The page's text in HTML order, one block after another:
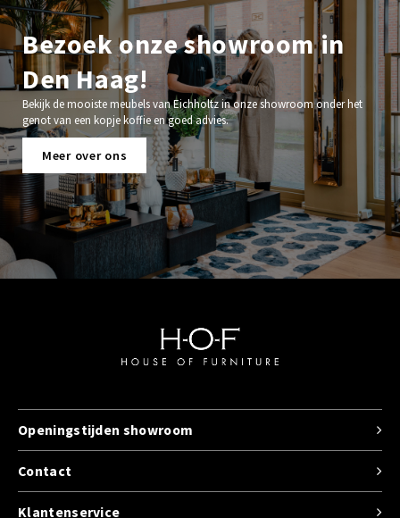
Bezoek onze showroom in
Den Haag!
Bekijk de mooiste meubels van Eichholtz in onze showroom onder het
genot van een kopje koffie en goed advies.
Meer over ons
Contact
Openingstijden showroom
Klantenservice